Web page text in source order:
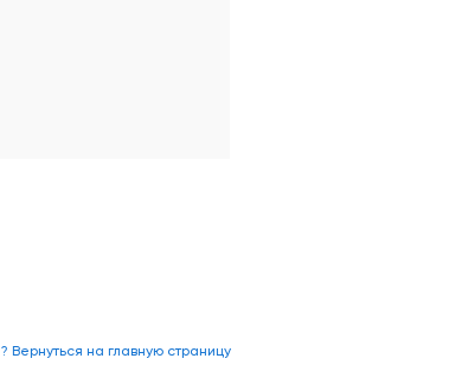
? Вернуться на главную страницу